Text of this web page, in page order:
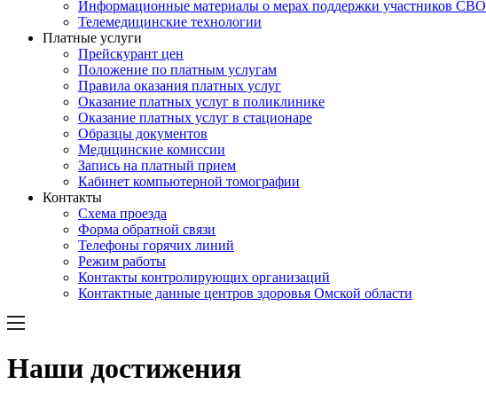
Информационные материалы о мерах поддержки участников СВО
Телемедицинские технологии
Платные услуги
Прейскурант цен
Положение по платным услугам
Правила оказания платных услуг
Оказание платных услуг в поликлинике
Оказание платных услуг в стационаре
Образцы документов
Медицинские комиссии
Запись на платный прием
Кабинет компьютерной томографии
Контакты
Схема проезда
Форма обратной связи
Телефоны горячих линий
Режим работы
Контакты контролирующих организаций
Контактные данные центров здоровья Омской области
Наши достижения